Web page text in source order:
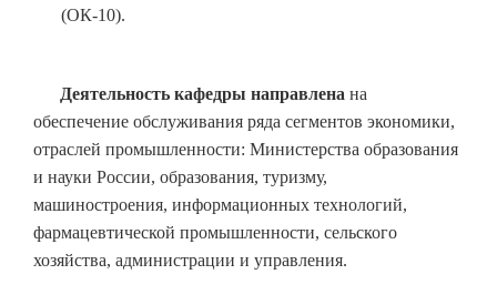
(ОК-10).
Деятельность кафедры направлена на
обеспечение обслуживания ряда сегментов экономики,
отраслей промышленности: Министерства образования
и науки России, образования, туризму,
машиностроения, информационных технологий,
фармацевтической промышленности, сельского
хозяйства, администрации и управления.